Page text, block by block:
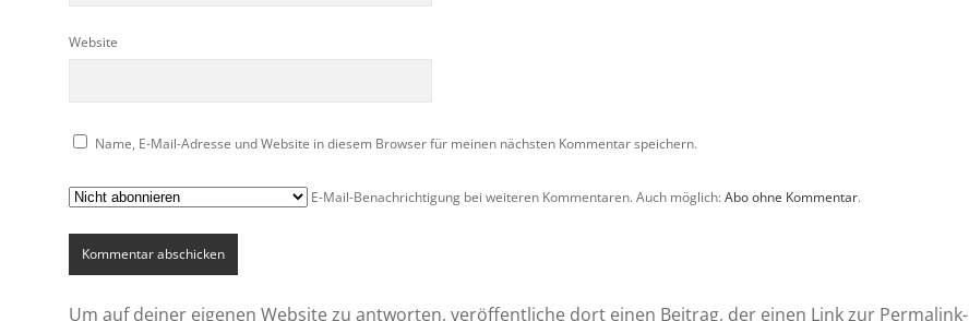
Website
Name, E-Mail-Adresse und Website in diesem Browser für meinen nächsten Kommentar speichern.
E-Mail-Benachrichtigung bei weiteren Kommentaren. Auch möglich: Abo ohne Kommentar.
Um auf deiner eigenen Website zu antworten, veröffentliche dort einen Beitrag, der einen Link zur Permalink-